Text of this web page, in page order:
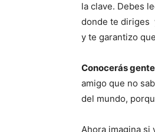
la clave. Debes
donde te diriges
y te garantizo
Conocerás
amigo que no
del mundo,
Ahora imagina si